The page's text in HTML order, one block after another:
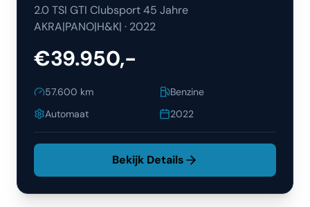
2.0 TSI GTI Clubsport 45 Jahre
AKRA|PANO|H&K| · 2022
€39.950,-
57.600 km
Benzine
Automaat
2022
Bekijk Details